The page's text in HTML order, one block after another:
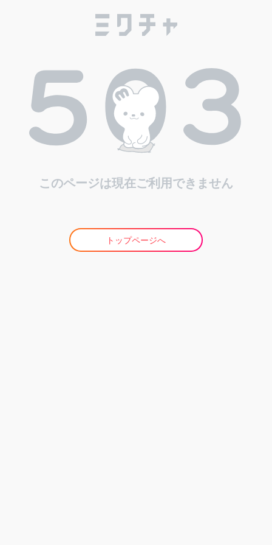
このページは現在ご利用できません